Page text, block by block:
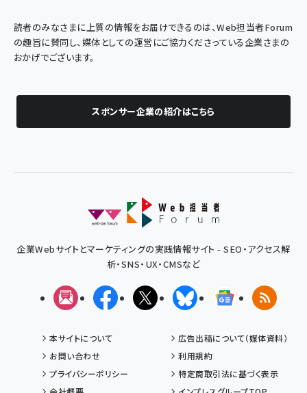
読者のみなさまに上質の情報をお届けできるのは、Web担当者Forum
の趣旨に賛同し、媒体としての運営にご協力くださっている企業さまの
おかげでございます。
スポンサー企業の紹介はこちら
企業Webサイトとマーケティングの実践情報サイト - SEO・アクセス解
析・SNS・UX・CMSなど
メルマガFacebookX(エックス)BlueskyGoogleニュ
RSS
本サイトについて
広告出稿について（媒体資料）
お問い合わせ
利用規約
プライバシーポリシー
特定商取引法に基づく表示